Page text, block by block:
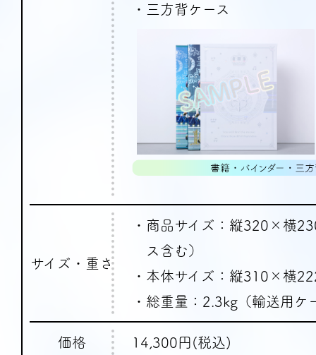
・三方背ケース
サイズ・重さ
・商品サイズ：縦320×横
ス含む）
・本体サイズ：縦310×横
・総重量：2.3kg（輸送用ケ
価格 14,300円(税込)